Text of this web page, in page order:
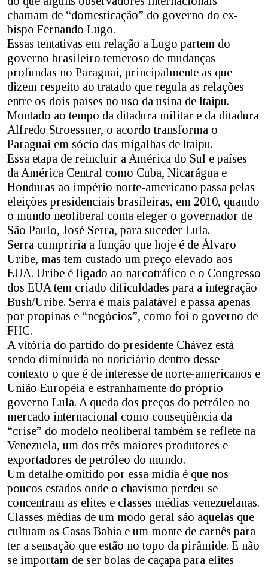
chamam de “domesticação” do governo do ex-
bispo Fernando Lugo.
Essas tentativas em relação a Lugo partem do
governo brasileiro temeroso de mudanças
profundas no Paraguai, principalmente as que
dizem respeito ao tratado que regula as relações
entre os dois países no uso da usina de Itaipu.
Montado ao tempo da ditadura militar e da ditadura
Alfredo Stroessner, o acordo transforma o
Paraguai em sócio das migalhas de Itaipu.
Essa etapa de reincluir a América do Sul e países
da América Central como Cuba, Nicarágua e
Honduras ao império norte-americano passa pelas
eleições presidenciais brasileiras, em 2010, quando
o mundo neoliberal conta eleger o governador de
São Paulo, José Serra, para suceder Lula.
Serra cumpriria a função que hoje é de Álvaro
Uribe, mas tem custado um preço elevado aos
EUA. Uribe é ligado ao narcotráfico e o Congresso
dos EUA tem criado dificuldades para a integração
Bush/Uribe. Serra é mais palatável e passa apenas
por propinas e “negócios”, como foi o governo de
FHC.
A vitória do partido do presidente Chávez está
sendo diminuída no noticiário dentro desse
contexto o que é de interesse de norte-americanos e
União Européia e estranhamente do próprio
governo Lula. A queda dos preços do petróleo no
mercado internacional como conseqüência da
“crise” do modelo neoliberal também se reflete na
Venezuela, um dos três maiores produtores e
exportadores de petróleo do mundo.
Um detalhe omitido por essa mídia é que nos
poucos estados onde o chavismo perdeu se
concentram as elites e classes médias venezuelanas.
Classes médias de um modo geral são aquelas que
cultuam as Casas Bahia e um monte de carnês para
ter a sensação que estão no topo da pirâmide. E não
se importam de ser bolas de caçapa para elites